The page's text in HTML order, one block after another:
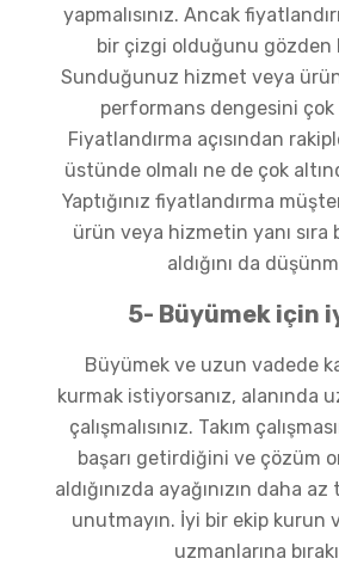
yapmalısınız. Ancak
bir çizgi olduğunu gözden
Sunduğunuz hizmet veya
performans dengesini çok
Fiyatlandırma açısından
üstünde olmalı ne de çok
Yaptığınız fiyatlandırma
ürün veya hizmetin yanı sıra
aldığını da
5- Büyümek için
Büyümek ve uzun vadede
kurmak istiyorsanız, alanında
çalışmalısınız. Takım
başarı getirdiğini ve çözüm
aldığınızda ayağınızın daha az
unutmayın. İyi bir ekip kurun
uzmanlarına